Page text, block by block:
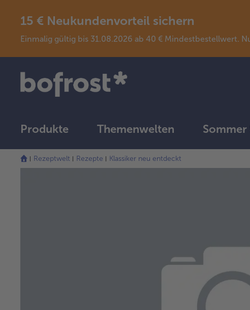
15 € Neukundenvorteil sichern
Einmalig gültig bis 31.08.2026 ab 40 € Mindestbestellwert.
Produkte Themenwelten
Rezeptwelt Rezepte Klassiker neu entdeckt